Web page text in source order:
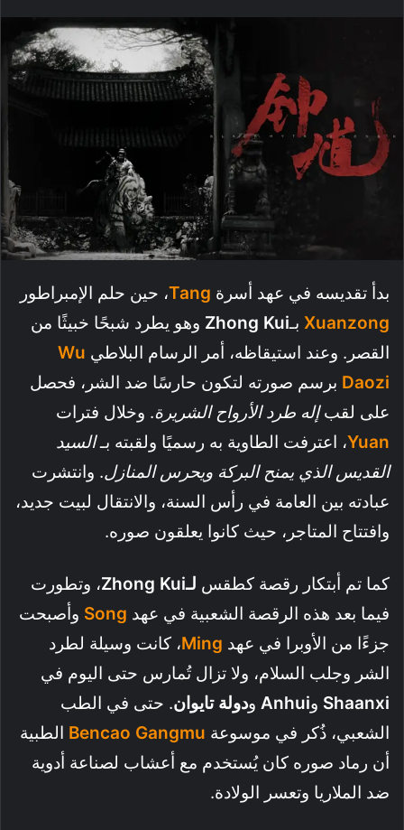
بدأ تقديسه في عهد أسرة Tang، حين حلم الإمبراطور
Xuanzong بـZhong Kui وهو يطرد شبحًا خبيثًا من
القصر. وعند استيقاظه، أمر الرسام البلاطي Wu
Daozi برسم صورته لتكون حارسًا ضد الشر، فحصل
على لقبإله طرد الأرواح الشريرة. وخلال فترات
Yuan، اعترفت الطاوية به رسميًا ولقبته بـالسيد
القديس الذي يمنح البركة ويحرس المنازل. وانتشرت
عبادته بين العامة في رأس السنة، والانتقال لبيت جديد،
وافتتاح المتاجر، حيث كانوا يعلقون صوره.
كما تم أبتكار رقصة كطقس لـZhong Kui
، وتطورت
فيما بعد هذه الرقصة الشعبية في عهد Song وأصبحت
جزءًا من الأوبرا في عهد Ming، كانت وسيلة لطرد
الشر وجلب السلام، ولا تزال تُمارس حتى اليوم في
Shaanxi وAnhui ودولة تايوان. حتى في الطب
الشعبي، ذُكر في موسوعة
الطبية
أن رماد صوره كان يُستخدم مع أعشاب لصناعة أدوية
ضد الملاريا وتعسر الولادة.